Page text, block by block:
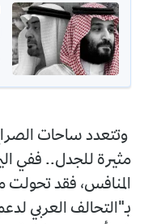
وتتعدد ساحات
مثيرة للجدل.. ففي
المنافس، فقد
بـ"التحالف العربي